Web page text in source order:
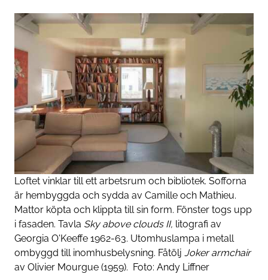
Loftet vinklar till ett arbetsrum och bibliotek. Sofforna
är hembyggda och sydda av Camille och Mathieu.
Mattor köpta och klippta till sin form. Fönster togs upp
i fasaden. Tavla Sky above clouds II, litografi av
Georgia O'Keeffe 1962-63. Utomhuslampa i metall
ombyggd till inomhusbelysning. Fåtölj Joker armchair
av Olivier Mourgue (1959). Foto: Andy Liffner